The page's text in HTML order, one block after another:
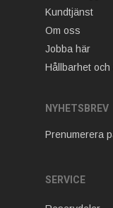
Kundtjänst
Om oss
Jobba här
Hållbarhet
NYHETSBREV
Prenumerera
SERVICE